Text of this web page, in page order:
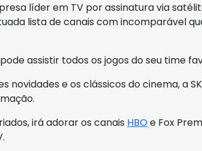
líder em TV por assinatura via
lista de canais com incomparável
assistir todos os jogos do seu time
novidades e os clássicos do cinema, a
irá adorar os canais HBOe Fox